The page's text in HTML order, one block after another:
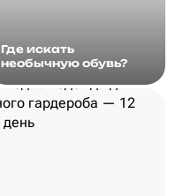
Где искать
необычную обувь?